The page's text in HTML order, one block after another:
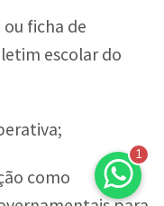
ficha de
escolar do
como
1